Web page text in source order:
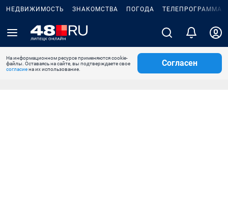
НЕДВИЖИМОСТЬ ЗНАКОМСТВА ПОГОДА ТЕЛЕПРОГРАММА
На информационном ресурсе применяются cookie-
файлы. Оставаясь на сайте, вы подтверждаете свое
согласиена их использование.
Согласен